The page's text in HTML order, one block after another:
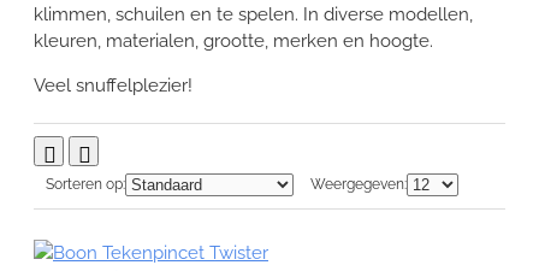
klimmen, schuilen en te spelen. In diverse modellen,
kleuren, materialen, grootte, merken en hoogte.
Veel snuffelplezier!
Sorteren op: Weergegeven: